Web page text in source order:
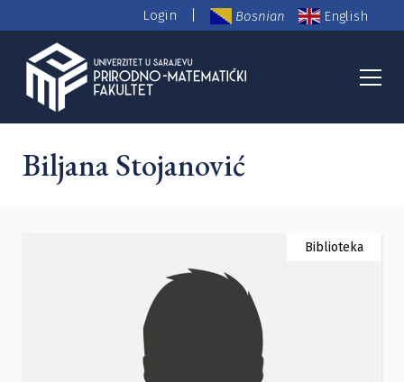
Login Bosnian English
PMF Nastavno osoblje
Biljana Stojanović
Biblioteka